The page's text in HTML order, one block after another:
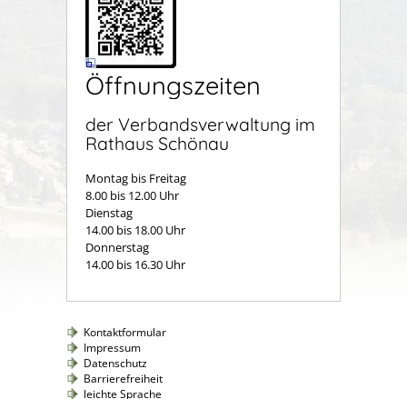
Öffnungszeiten
der Verbandsverwaltung im
Rathaus Schönau
Montag bis Freitag
8.00 bis 12.00 Uhr
Dienstag
14.00 bis 18.00 Uhr
Donnerstag
14.00 bis 16.30 Uhr
Kontaktformular
Impressum
Datenschutz
Barrierefreiheit
leichte Sprache